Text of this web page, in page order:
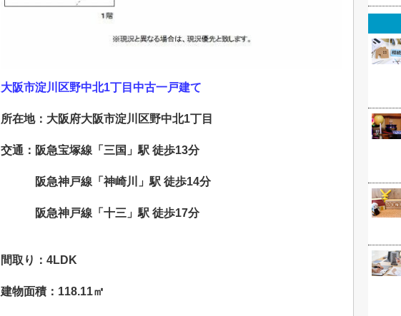
大阪市淀川区野中北1丁目中古一戸建て
所在地：大阪府大阪市淀川区野中北1丁目
交通：阪急宝塚線「三国」駅 徒歩13分
阪急神戸線「神崎川」駅 徒歩14分
阪急神戸線「十三」駅 徒歩17分
間取り： 4LDK
建物面積： 118.11㎡